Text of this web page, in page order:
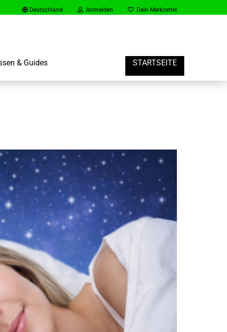
Deutschland Anmelden
vergessen?
Dein Merkzettel
& Guides STARTSEITE